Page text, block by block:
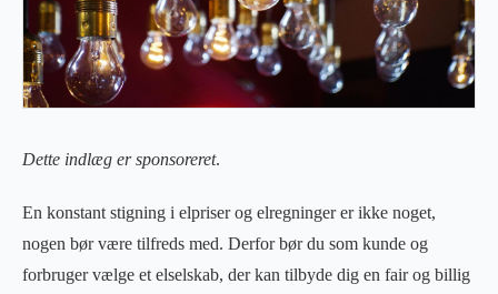
Dette indlæg er sponsoreret.
En konstant stigning i elpriser og elregninger er ikke noget,
nogen bør være tilfreds med. Derfor bør du som kunde og
forbruger vælge et elselskab, der kan tilbyde dig en fair og billig